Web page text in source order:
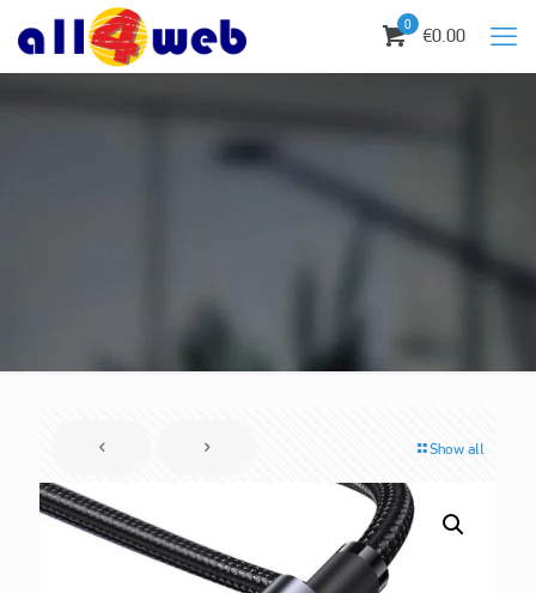
0 €0.00
Show all